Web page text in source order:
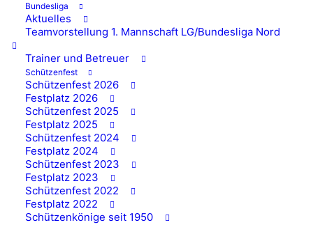
Bundesliga
Aktuelles
Teamvorstellung 1. Mannschaft LG/Bundesliga Nord
Trainer und Betreuer
Schützenfest
Schützenfest 2026
Festplatz 2026
Schützenfest 2025
Festplatz 2025
Schützenfest 2024
Festplatz 2024
Schützenfest 2023
Festplatz 2023
Schützenfest 2022
Festplatz 2022
Schützenkönige seit 1950
Winterwanderung
des Wissener
Schützenverein
führte nach Birken-
Honigsessen